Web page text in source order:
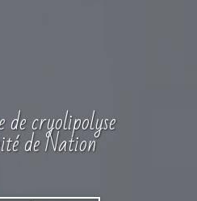
de cryolipolyse
de Nation